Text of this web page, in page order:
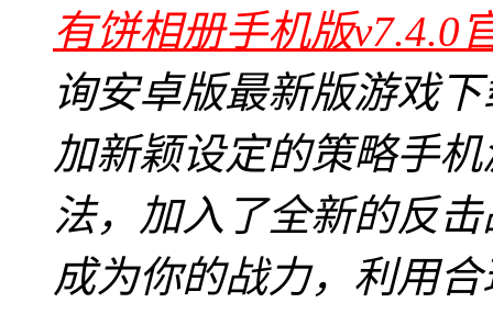
有饼相册手机版v7.4.0
询安卓版最新版游戏
加新颖设定的策略手
法，加入了全新的反
成为你的战力，利用